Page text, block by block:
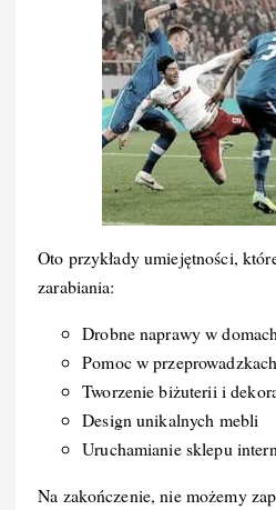
Oto przykłady umiejętności,
zarabiania:
Drobne naprawy w
Pomoc w przeprowadzkach
Tworzenie biżuterii i
Design unikalnych mebli
Uruchamianie sklepu
Na zakończenie, nie możemy